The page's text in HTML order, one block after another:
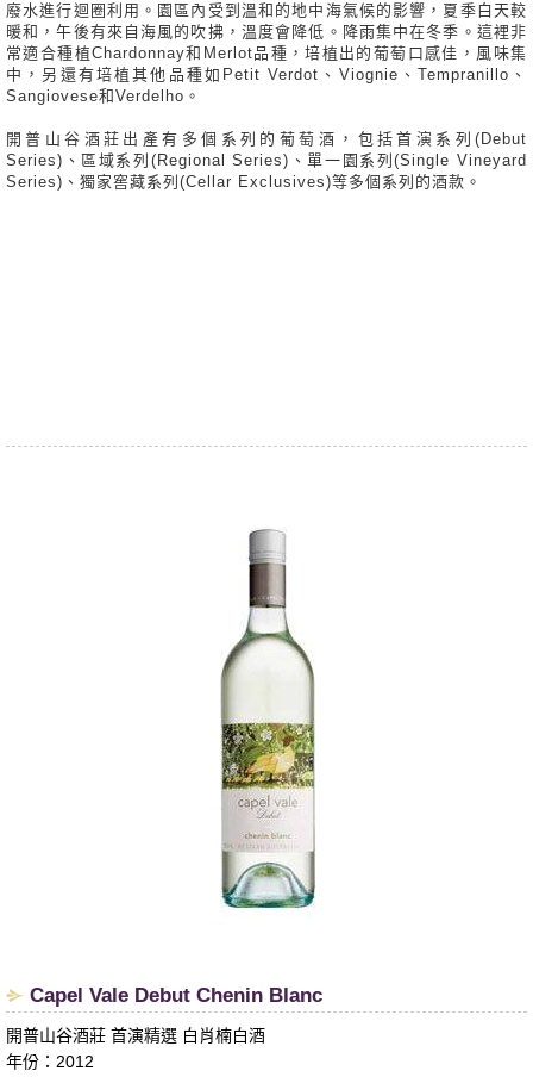
廢水進行迴圈利用。園區內受到溫和的地中海氣候的影響，夏季白天較
暖和，午後有來自海風的吹拂，溫度會降低。降雨集中在冬季。這裡非
常適合種植Chardonnay和Merlot品種，培植出的葡萄口感佳，風味集
中，另還有培植其他品種如Petit Verdot、Viognie、Tempranillo、
Sangiovese和Verdelho。
開普山谷酒莊出產有多個系列的葡萄酒，包括首演系列(Debut
Series)、區域系列(Regional Series)、單一園系列(Single Vineyard
Series)、獨家窖藏系列(Cellar Exclusives)等多個系列的酒款。
​Capel Vale Debut Chenin Blanc
開普山谷酒莊 首演精選 白肖楠白酒
年份：2012